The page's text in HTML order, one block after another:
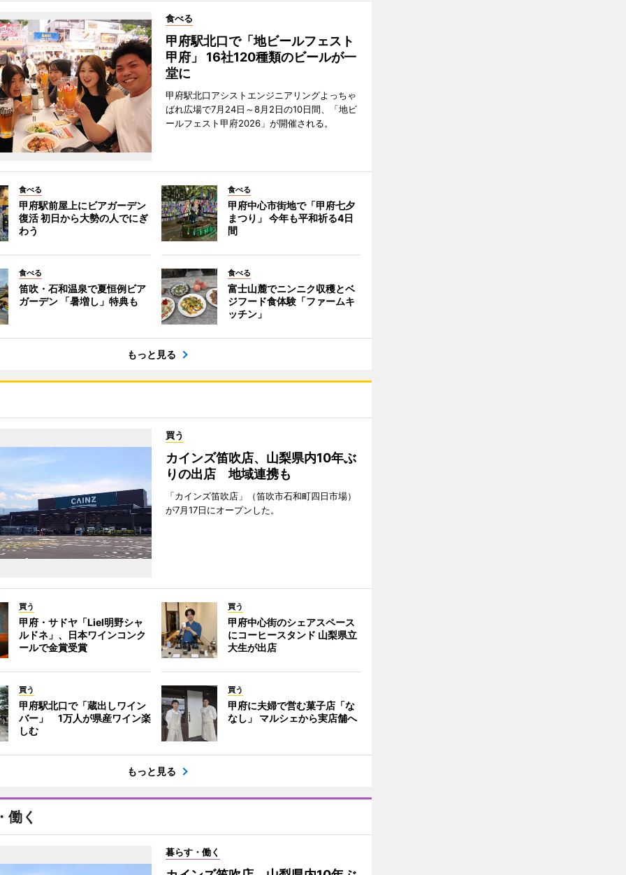
食べる
甲府駅北口で「地ビールフェスト
甲府」 16社120種類のビールが一
堂に
甲府駅北口アシストエンジニアリングよっちゃ
ばれ広場で7月24日～8月2日の10日間、「地ビ
ールフェスト甲府2026」が開催される。
食べる
甲府駅前屋上にビアガーデン
復活 初日から大勢の人でにぎ
わう
食べる
甲府中心市街地で「甲府七夕
まつり」 今年も平和祈る4日
間
食べる
笛吹・石和温泉で夏恒例ビア
ガーデン 「暑増し」特典も
食べる
富士山麓でニンニク収穫とベ
ジフード食体験「ファームキ
ッチン」
もっと見る
買う
カインズ笛吹店、山梨県内10年ぶ
りの出店 地域連携も
「カインズ笛吹店」（笛吹市石和町四日市場）
が7月17日にオープンした。
買う
甲府・サドヤ「Liel明野シャ
ルドネ」、日本ワインコンク
ールで金賞受賞
買う
甲府中心街のシェアスペース
にコーヒースタンド 山梨県立
大生が出店
買う
甲府駅北口で「蔵出しワイン
バー」 1万人が県産ワイン楽
しむ
買う
甲府に夫婦で営む菓子店「な
なし」 マルシェから実店舗へ
もっと見る
働く
暮らす・働く